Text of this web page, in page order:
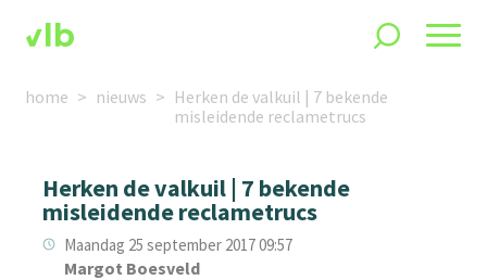
home nieuws
Herken de valkuil | 7 bekende
misleidende reclametrucs
Herken de valkuil | 7 bekende
misleidende reclametrucs
Maandag 25 september 2017 09:57
Margot Boesveld